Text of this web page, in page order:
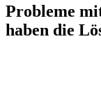
Probleme
haben die